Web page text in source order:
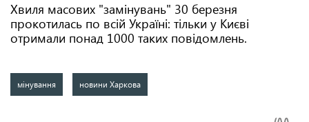
Хвиля масових "замінувань" 30 березня
прокотилась по всій Україні: тільки у Києві
отримали понад 1000 таких повідомлень.
мінування новини Харкова